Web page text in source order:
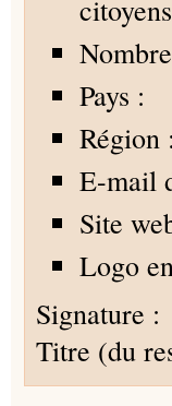
Pays :
Région :
E-mail
Site
Logo
Signature :
Titre (du